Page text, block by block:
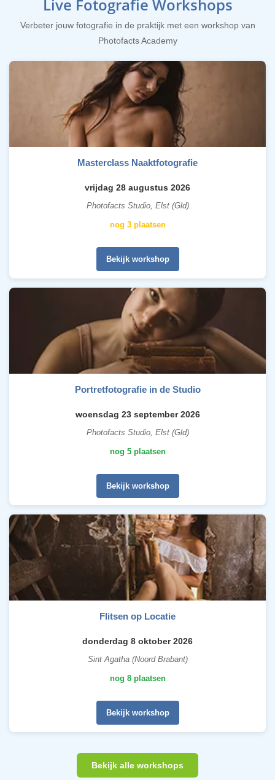
Live Fotografie Workshops
Verbeter jouw fotografie in de praktijk met een workshop van
Photofacts Academy
Masterclass Naaktfotografie
vrijdag 28 augustus 2026
Photofacts Studio, Elst (Gld)
nog 3 plaatsen
Bekijk workshop
Portretfotografie in de Studio
woensdag 23 september 2026
Photofacts Studio, Elst (Gld)
nog 5 plaatsen
Bekijk workshop
Flitsen op Locatie
donderdag 8 oktober 2026
Sint Agatha (Noord Brabant)
nog 8 plaatsen
Bekijk workshop
Bekijk alle workshops